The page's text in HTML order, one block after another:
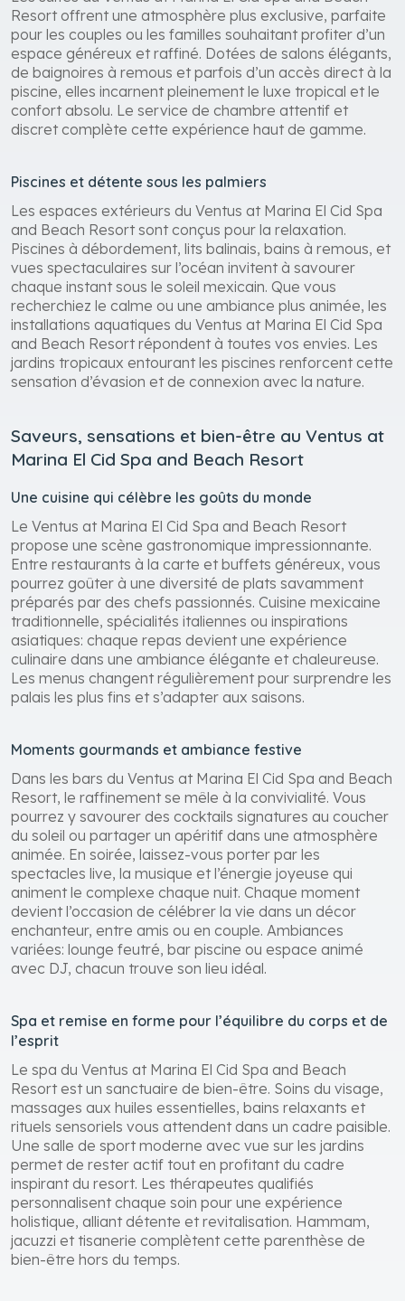
Resort offrent une atmosphère plus exclusive, parfaite
pour les couples ou les familles souhaitant profiter d’un
espace généreux et raffiné. Dotées de salons élégants,
de baignoires à remous et parfois d’un accès direct à la
piscine, elles incarnent pleinement le luxe tropical et le
confort absolu. Le service de chambre attentif et
discret complète cette expérience haut de gamme.
Piscines et détente sous les palmiers
Les espaces extérieurs du Ventus at Marina El Cid Spa
and Beach Resort sont conçus pour la relaxation.
Piscines à débordement, lits balinais, bains à remous, et
vues spectaculaires sur l’océan invitent à savourer
chaque instant sous le soleil mexicain. Que vous
recherchiez le calme ou une ambiance plus animée, les
installations aquatiques du Ventus at Marina El Cid Spa
and Beach Resort répondent à toutes vos envies. Les
jardins tropicaux entourant les piscines renforcent cette
sensation d’évasion et de connexion avec la nature.
Saveurs, sensations et bien-être au Ventus at
Marina El Cid Spa and Beach Resort
Une cuisine qui célèbre les goûts du monde
Le Ventus at Marina El Cid Spa and Beach Resort
propose une scène gastronomique impressionnante.
Entre restaurants à la carte et buffets généreux, vous
pourrez goûter à une diversité de plats savamment
préparés par des chefs passionnés. Cuisine mexicaine
traditionnelle, spécialités italiennes ou inspirations
asiatiques: chaque repas devient une expérience
culinaire dans une ambiance élégante et chaleureuse.
Les menus changent régulièrement pour surprendre les
palais les plus fins et s’adapter aux saisons.
Moments gourmands et ambiance festive
Dans les bars du Ventus at Marina El Cid Spa and Beach
Resort, le raffinement se mêle à la convivialité. Vous
pourrez y savourer des cocktails signatures au coucher
du soleil ou partager un apéritif dans une atmosphère
animée. En soirée, laissez-vous porter par les
spectacles live, la musique et l’énergie joyeuse qui
animent le complexe chaque nuit. Chaque moment
devient l’occasion de célébrer la vie dans un décor
enchanteur, entre amis ou en couple. Ambiances
variées: lounge feutré, bar piscine ou espace animé
avec DJ, chacun trouve son lieu idéal.
Spa et remise en forme pour l’équilibre du corps et de
l’esprit
Le spa du Ventus at Marina El Cid Spa and Beach
Resort est un sanctuaire de bien-être. Soins du visage,
massages aux huiles essentielles, bains relaxants et
rituels sensoriels vous attendent dans un cadre paisible.
Une salle de sport moderne avec vue sur les jardins
permet de rester actif tout en profitant du cadre
inspirant du resort. Les thérapeutes qualifiés
personnalisent chaque soin pour une expérience
holistique, alliant détente et revitalisation. Hammam,
jacuzzi et tisanerie complètent cette parenthèse de
bien-être hors du temps.